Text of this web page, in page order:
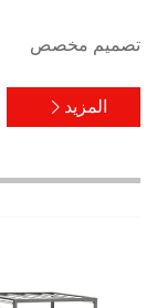
تصميم مخصص
المزيد 